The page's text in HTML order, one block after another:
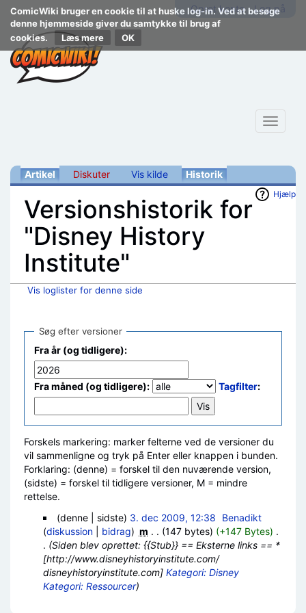
ComicWiki bruger en cookie til at huske log-in. Ved at besøge
denne hjemmeside giver du samtykke til brug af
cookies.
Læs mere
Opret konto Log på
Toggle
Artikel Diskuter Vis kilde Historik
Hjælp
Versionshistorik for
"Disney History
Institute"
Vis loglister for denne side
Søg efter versioner
Fra år (og tidligere):
Fra måned (og tidligere): Tagfilter:
Forskels markering: marker felterne ved de versioner du
vil sammenligne og tryk på Enter eller knappen i bunden.
Forklaring: (denne) = forskel til den nuværende version,
(sidste) = forskel til tidligere versioner, M = mindre
rettelse.
(denne | sidste) 3. dec 2009, 12:38
Benadikt
(diskussion| bidrag) m . . (147 bytes) (+147 Bytes) .
. (Siden blev oprettet: {{Stub}} == Eksterne links == *
[http://www.disneyhistoryinstitute.com/
disneyhistoryinstitute.com] Kategori: Disney
Kategori: Ressourcer)